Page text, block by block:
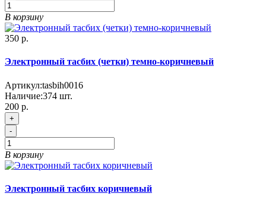
В корзину
350 р.
Электронный тасбих (четки) темно-коричневый
Артикул:tasbih0016
Наличие:374 шт.
200 р.
+
-
В корзину
Электронный тасбих коричневый